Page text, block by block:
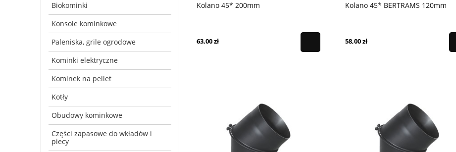
Biokominki
Konsole kominkowe
Paleniska, grile ogrodowe
Kominki elektryczne
Kominek na pellet
Kotły
Obudowy kominkowe
Części zapasowe do wkładów i
piecy
Kolano 45* 200mm
63,00 zł
Kolano 45* BERTRAMS 120mm
58,00 zł